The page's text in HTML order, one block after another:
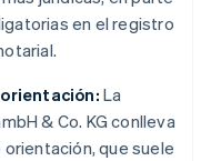
en el registro
La
& Co. KG conlleva
que suele